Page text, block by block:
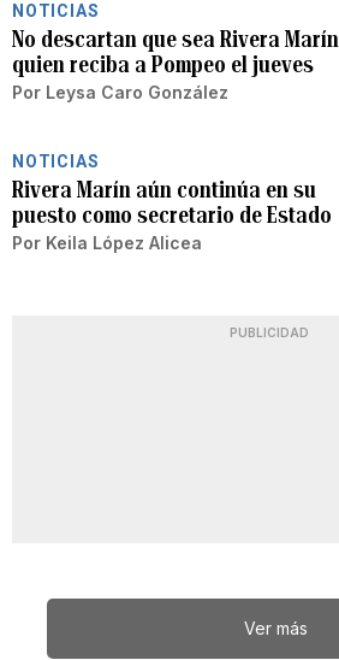
NOTICIAS
No descartan que sea Rivera Marín
quien reciba a Pompeo el jueves
Por Leysa Caro González
NOTICIAS
Rivera Marín aún continúa en su
puesto como secretario de Estado
Por Keila López Alicea
PUBLICIDAD
Ver más